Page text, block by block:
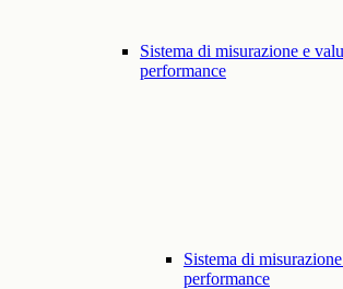
Sistema di misurazione e
performance
Sistema di
performance